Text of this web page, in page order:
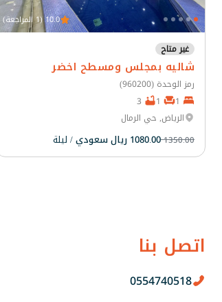
10.0 (1 المراجعة)
غير متاح
شاليه بمجلس ومسطح اخضر
رمز الوحدة (960200)
الرياض, حي الرمال
1350.001080.00 ريال سعودي / ليلة
اتصل بنا
0554740518